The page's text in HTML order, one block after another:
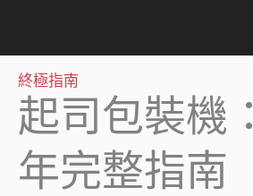
終極指南
起司包裝機
年完整指南